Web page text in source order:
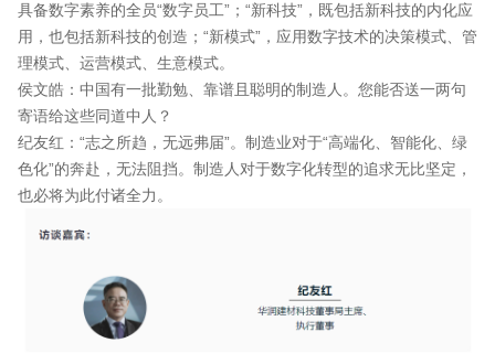
具备数字素养的全员“数字员工”；“新科技”，既包括新科技的内化应
用，也包括新科技的创造；“新模式”，应用数字技术的决策模式、管
理模式、运营模式、生意模式。
侯文皓：中国有一批勤勉、靠谱且聪明的制造人。您能否送一两句
寄语给这些同道中人？
纪友红：“志之所趋，无远弗届”。制造业对于“高端化、智能化、绿
色化”的奔赴，无法阻挡。制造人对于数字化转型的追求无比坚定，
也必将为此付诸全力。